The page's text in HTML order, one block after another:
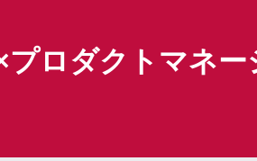
×プロダクトマネ